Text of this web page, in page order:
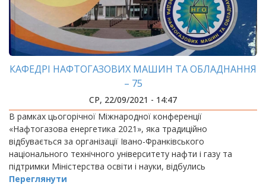
КАФЕДРІ НАФТОГАЗОВИХ МАШИН ТА ОБЛАДНАННЯ
– 75
СР, 22/09/2021 - 14:47
В рамках цьогорічної Міжнародної конференції
«Нафтогазова енергетика 2021», яка традиційно
відбувається за організації Івано-Франківського
національного технічного університету нафти і газу та
підтримки Міністерства освіти і науки, відбулись
Переглянути